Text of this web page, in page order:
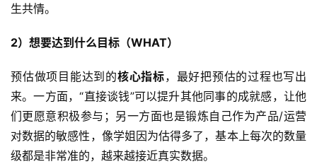
生共情。
2）想要达到什么目标（WHAT）
预估做项目能达到的核心指标，最好把预估的过程也写出
来。一方面，“直接谈钱”可以提升其他同事的成就感，让他
们更愿意积极参与；另一方面也是锻炼自己作为产品/运营
对数据的敏感性，像学姐因为估得多了，基本上每次的数量
级都是非常准的，越来越接近真实数据。